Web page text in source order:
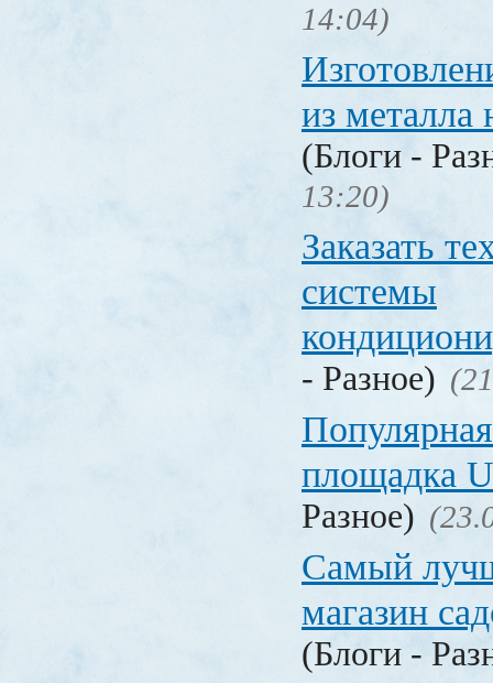
14:04)
из
(Блоги -
13:20)
Заказать
системы
- Разное)
площадка
Разное)
Самый
магазин
(Блоги -